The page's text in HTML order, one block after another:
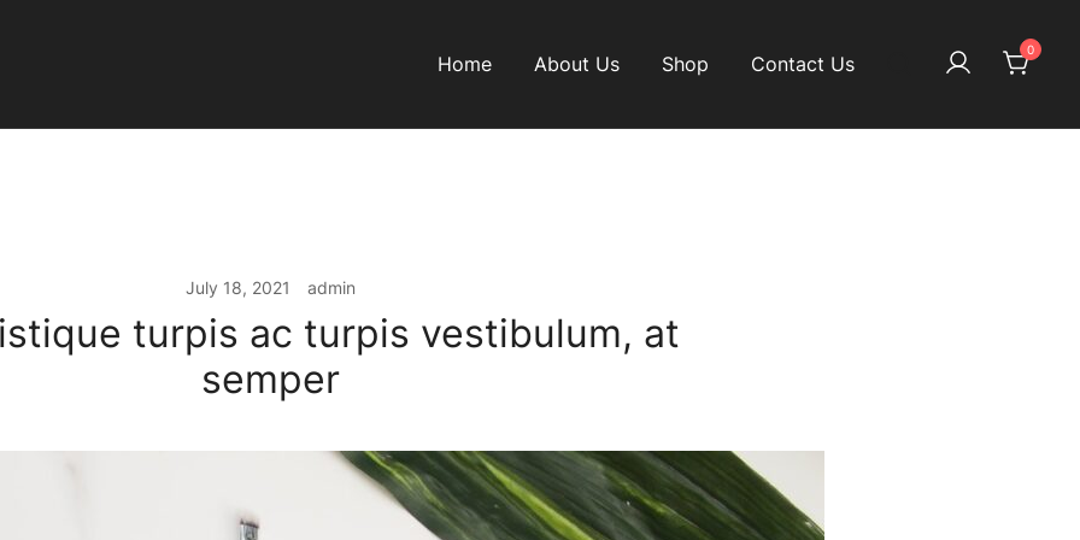
Home About Us Shop Contact Us
0
July 18, 2021 admin
turpis ac turpis vestibulum, at
semper